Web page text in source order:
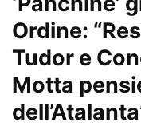
Ordine:
Tudor e
Motta